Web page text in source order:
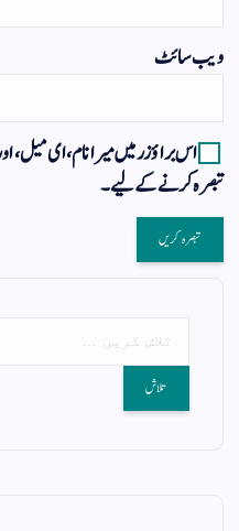
ویب‌ سائٹ
اس براؤزر میں میرا نام، ای
تبصرہ کرنے کےلیے۔